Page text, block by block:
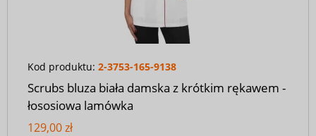
Kod produktu: 2-3753-165-9138
Scrubs bluza biała damska z krótkim rękawem -
łososiowa lamówka
129,00 zł